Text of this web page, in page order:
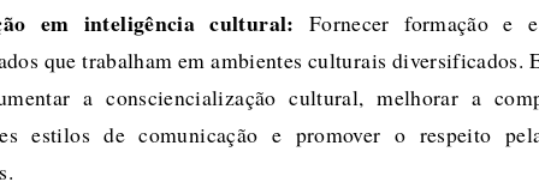
em inteligência cultural: Fornecer formação e
que trabalham em ambientes culturais diversificados.
a consciencialização cultural, melhorar a
estilos de comunicação e promover o respeito